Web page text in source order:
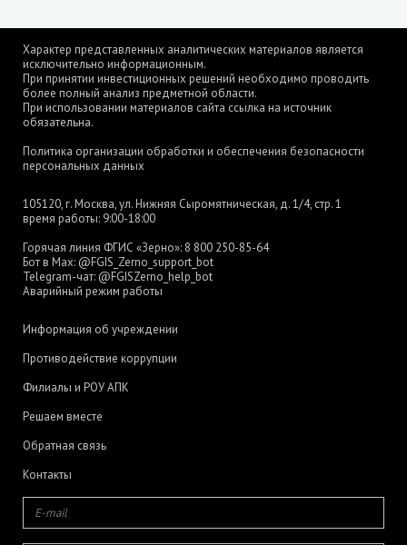
Характер представленных аналитических материалов является
исключительно информационным.
При принятии инвестиционных решений необходимо проводить
более полный анализ предметной области.
При использовании материалов сайта ссылка на источник
обязательна.
Политика организации обработки и обеспечения безопасности
персональных данных
105120, г. Москва, ул. Нижняя Сыромятническая, д. 1/4, стр. 1
время работы: 9:00-18:00
Горячая линия ФГИС «Зерно»: 8 800 250-85-64
Бот в Max: @FGIS_Zerno_support_bot
Telegram-чат: @FGISZerno_help_bot
Аварийный режим работы
Информация об учреждении
Противодействие коррупции
Филиалы и РОУ АПК
Решаем вместе
Обратная связь
Контакты